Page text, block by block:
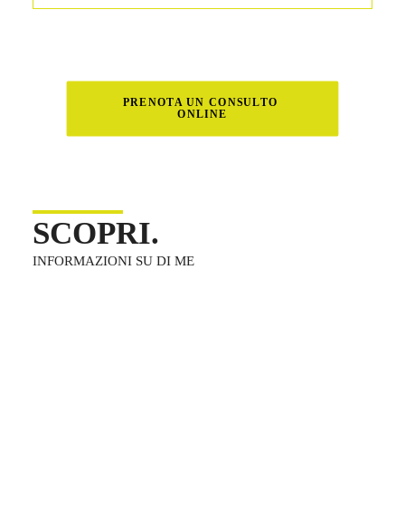
PRENOTA UN CONSULTO
ONLINE
SCOPRI.
INFORMAZIONI SU DI ME